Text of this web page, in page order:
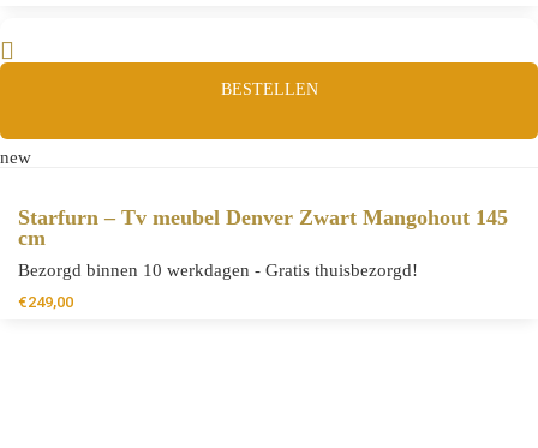
BESTELLEN
new
Starfurn – Tv meubel Denver Zwart Mangohout 145
cm
Bezorgd binnen 10 werkdagen - Gratis thuisbezorgd!
€249,00